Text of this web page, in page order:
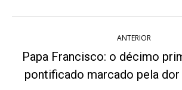
de
post:
ANTERIOR
Post
anterior:
Papa Francisco: o décimo
pontificado marcado pela dor